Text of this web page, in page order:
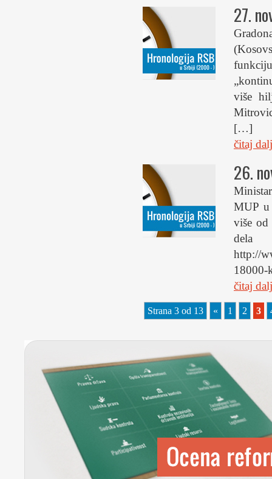
27.
više
[…]
čitaj
26.
MUP u
više od
http://
18000-
čitaj
Strana 3 od 13 « 1 2 3